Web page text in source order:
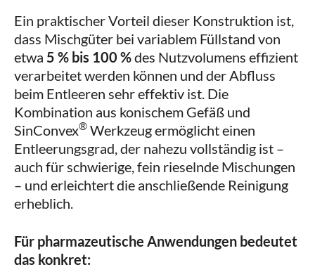
Ein praktischer Vorteil dieser Konstruktion ist,
dass Mischgüter bei variablem Füllstand von
etwa 5 % bis 100 %des Nutzvolumens effizient
verarbeitet werden können und der Abfluss
beim Entleeren sehr effektiv ist. Die
Kombination aus konischem Gefäß und
SinConvex® Werkzeug ermöglicht einen
Entleerungsgrad, der nahezu vollständig ist –
auch für schwierige, fein rieselnde Mischungen
– und erleichtert die anschließende Reinigung
erheblich.
Für pharmazeutische Anwendungen bedeutet
das konkret: